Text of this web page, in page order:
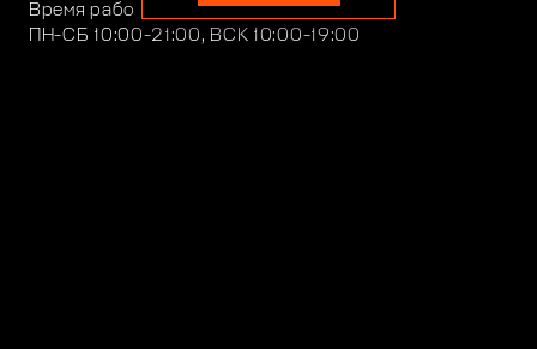
Время работы автотехцентра:
ПН-СБ 10:00-21:00, ВСК 10:00-19:00